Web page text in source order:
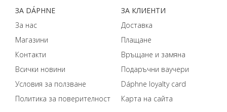
ЗA DÁPHNЕ
За нас
Магазини
Контакти
Всички новини
Условия за ползване
Политика за поверителност
ЗA КЛИЕНТИ
Доставка
Плащане
Връщане и замяна
Подаръчни ваучери
Dáphnе loyalty card
Карта на сайта